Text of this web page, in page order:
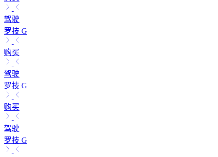
驾驶
罗技 G
购买
驾驶
罗技 G
购买
驾驶
罗技 G